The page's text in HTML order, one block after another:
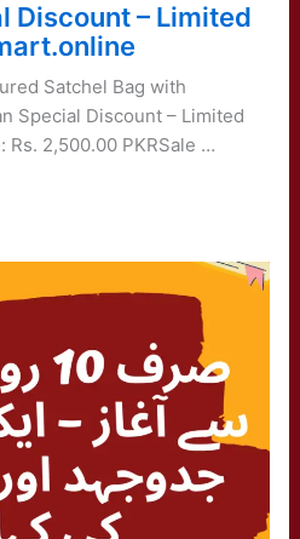
Discount – Limited
Satchel Bag with
Special Discount – Limited
Rs. 2,500.00 PKRSale …